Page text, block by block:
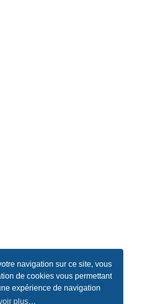
navigation sur ce site, vous
de cookies vous permettant
expérience de navigation
plus…